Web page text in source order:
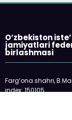
O‘zbekiston
jamiyatlari
birlashmasi
Farg‘ona shahri,
index: 150105